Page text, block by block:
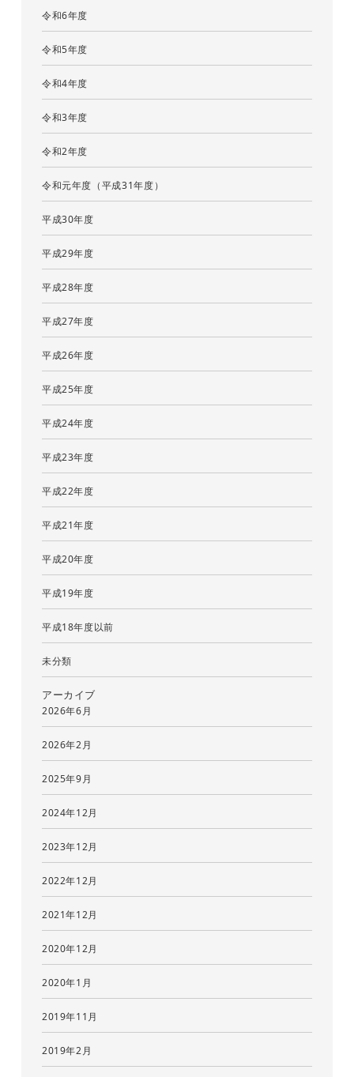
令和6年度
令和5年度
令和4年度
令和3年度
令和2年度
令和元年度（平成31年度）
平成30年度
平成29年度
平成28年度
平成27年度
平成26年度
平成25年度
平成24年度
平成23年度
平成22年度
平成21年度
平成20年度
平成19年度
平成18年度以前
未分類
アーカイブ
2026年6月
2026年2月
2025年9月
2024年12月
2023年12月
2022年12月
2021年12月
2020年12月
2020年1月
2019年11月
2019年2月